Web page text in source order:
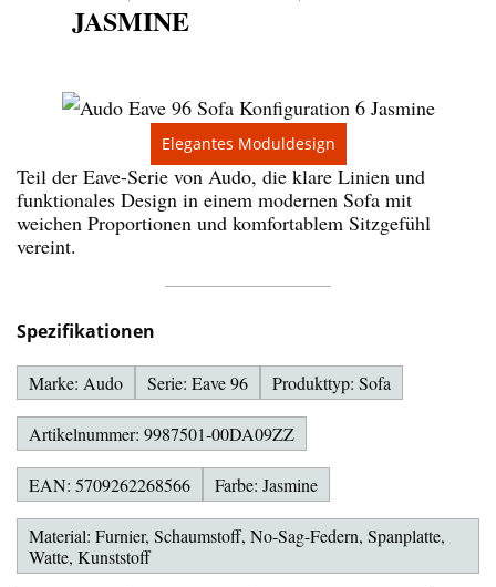
Elegantes Moduldesign
JASMINE
Teil der Eave-Serie von Audo, die klare Linien und
funktionales Design in einem modernen Sofa mit
weichen Proportionen und komfortablem Sitzgefühl
vereint.
Spezifikationen
Marke: Audo Serie: Eave 96 Produkttyp: Sofa
Artikelnummer: 9987501-00DA09ZZ
EAN: 5709262268566 Farbe: Jasmine
Material: Furnier, Schaumstoff, No-Sag-Federn, Spanplatte,
Watte, Kunststoff